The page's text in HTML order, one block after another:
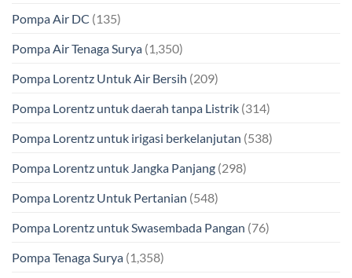
Pompa Air DC (135)
Pompa Air Tenaga Surya (1,350)
Pompa Lorentz Untuk Air Bersih (209)
Pompa Lorentz untuk daerah tanpa Listrik (314)
Pompa Lorentz untuk irigasi berkelanjutan (538)
Pompa Lorentz untuk Jangka Panjang (298)
Pompa Lorentz Untuk Pertanian (548)
Pompa Lorentz untuk Swasembada Pangan (76)
Pompa Tenaga Surya (1,358)